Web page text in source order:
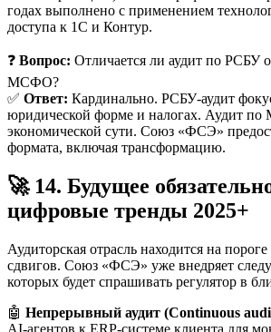
годах выполнено с применением
доступа к 1С и Контур.
❓ Вопрос: Отличается ли аудит по РСБУ
МСФО?
✅ Ответ: Кардинально. РСБУ-аудит
юридической форме и налогах. Аудит
экономической сути. Союз «ФСЭ»
формата, включая трансформацию.
🚀 14. Будущее
цифровые тренды 2025+
Аудиторская отрасль находится на
сдвигов. Союз «ФСЭ» уже внедряет
которых будет спрашивать регулятор в
🤖 Непрерывный аудит (Continuous
AI-агентов к ERP-системе клиента для